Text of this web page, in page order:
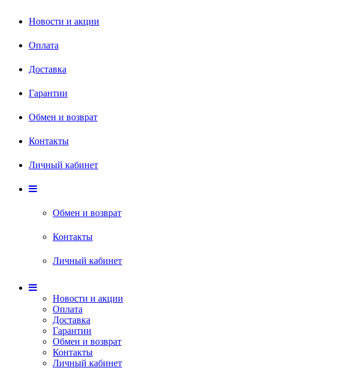
Новости и акции
Оплата
Доставка
Гарантии
Обмен и возврат
Контакты
Личный кабинет
Обмен и возврат
Контакты
Личный кабинет
Новости и акции
Оплата
Доставка
Гарантии
Обмен и возврат
Контакты
Личный кабинет